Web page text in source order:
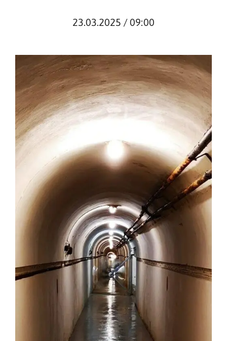
23.03.2025 / 09:00